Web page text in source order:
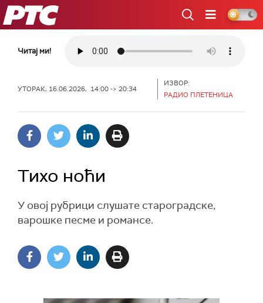
РТС
Читај ми!
УТОРАК, 16.06.2026, 14:00 -> 20:34
ИЗВОР:
РАДИО ПЛЕТЕНИЦА
Тихо ноћи
У овој рубрици слушате староградске,
варошке песме и романсе.